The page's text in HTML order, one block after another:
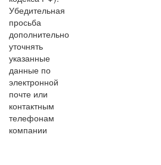
Убедительная
просьба
дополнительно
уточнять
указанные
данные по
электронной
почте или
контактным
телефонам
компании